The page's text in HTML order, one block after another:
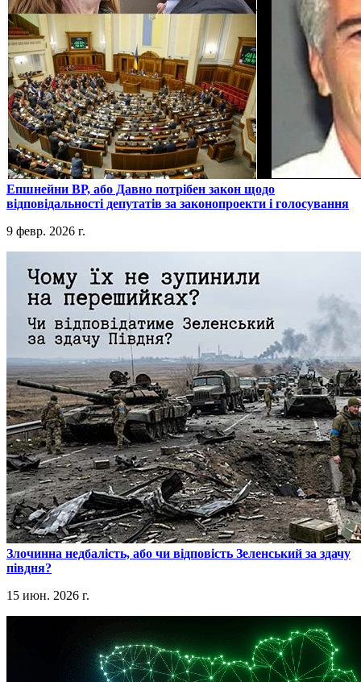
​Епшнейни ВР, або Давно потрібен закон щодо
відповідальності депутатів за законопроекти і голосування
9 февр. 2026 г.
​Злочинна недбалість, або чи відповість Зеленський за здачу
півдня?
15 июн. 2026 г.